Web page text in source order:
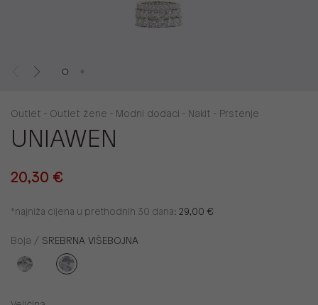
Outlet - Outlet žene - Modni dodaci - Nakit - Prstenje
UNIAWEN
20,30 €
*najniža cijena u prethodnih 30 dana: 29,00 €
Boja / SREBRNA VIŠEBOJNA